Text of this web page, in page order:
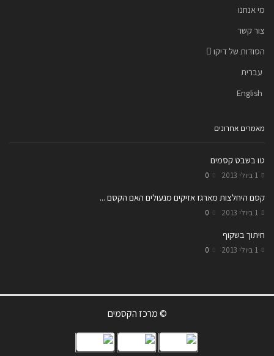
מי אנחנו
צור קשר
הסודות של דיקו
עברית
English
מאמרים אחרונים
טו בשבט קסמים
1 ביולי 2013 0
קסם היחלצות מארגז אזיקים מנעולים האם הקסם ...
1 ביולי 2013 0
חיתוך בשקוף
1 ביולי 2013 0
© מרכז הקסמים